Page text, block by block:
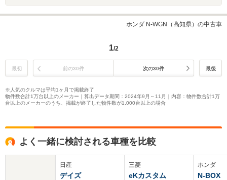
ホンダ N-WGN（高知県）の中古車
1/2
最初 前の30件 次の30件 最後
※人気のクルマは平均1ヶ月で掲載終了
物件数合計1万台以上のメーカー｜算出データ期間：2024年9月～11月｜内容：物件数合計1万
台以上のメーカーのうち、掲載が終了した物件数が1,000台以上の場合
よく一緒に検討される車種を比較
日産
デイズ
三菱
eKカスタム
ホンダ
N-BOX